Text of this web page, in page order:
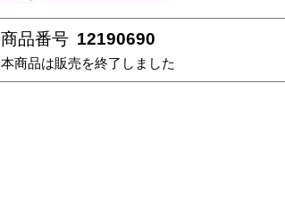
商品番号 12190690
本商品は販売を終了しました